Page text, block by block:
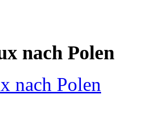
nach Polen
nach Polen